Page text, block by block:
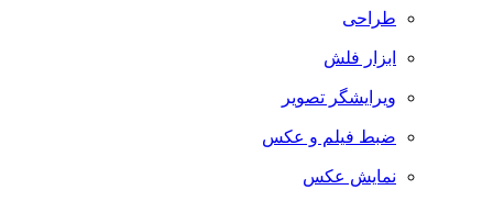
طراحی
ابزار فلش
ویرایشگر تصویر
ضبط فيلم و عكس
نمایش عکس